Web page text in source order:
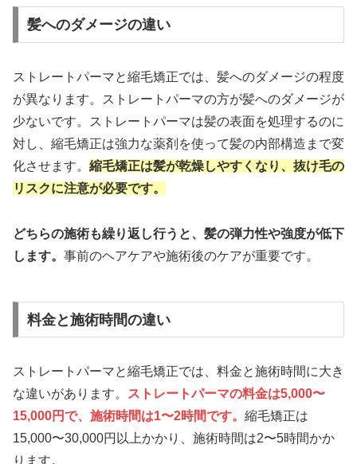
髪へのダメージの違い
ストレートパーマと縮毛矯正では、髪へのダメージの程度
が異なります。ストレートパーマの方が髪へのダメージが
少ないです。ストレートパーマは髪の表面を処理するのに
対し、縮毛矯正は強力な薬剤を使って髪の内部構造まで変
化させます。 縮毛矯正は髪が乾燥しやすくなり、抜け毛の
リスクに注意が必要です。
どちらの施術も繰り返し行うと、髪の弾力性や強度が低下
します。 事前のヘアケアや施術後のケアが重要です。
料金と施術時間の違い
ストレートパーマと縮毛矯正では、料金と施術時間に大き
な違いがあります。 ストレートパーマの料金は5,000〜
15,000円で、施術時間は1〜2時間です。 縮毛矯正は
15,000〜30,000円以上かかり、施術時間は2〜5時間かか
ります。